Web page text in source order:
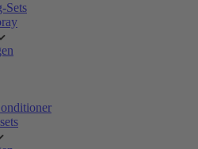
Sets